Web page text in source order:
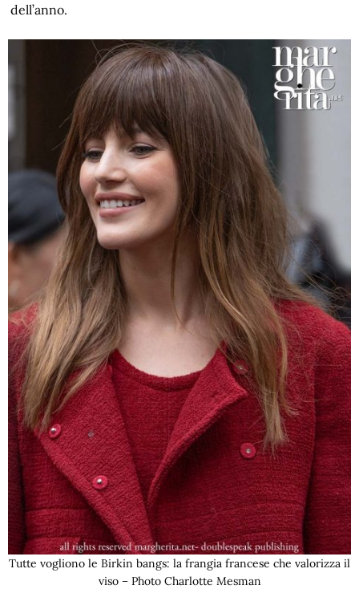
dell’anno.
Tutte vogliono le Birkin bangs: la frangia francese che valorizza il
viso – Photo Charlotte Mesman